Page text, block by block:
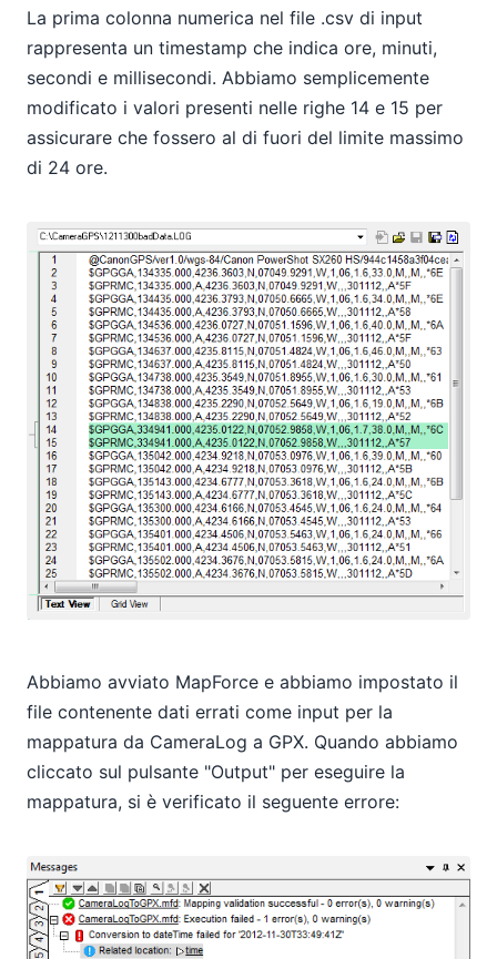
La prima colonna numerica nel file .csv di input
rappresenta un timestamp che indica ore, minuti,
secondi e millisecondi. Abbiamo semplicemente
modificato i valori presenti nelle righe 14 e 15 per
assicurare che fossero al di fuori del limite massimo
di 24 ore.
Abbiamo avviato MapForce e abbiamo impostato il
file contenente dati errati come input per la
mappatura da CameraLog a GPX. Quando abbiamo
cliccato sul pulsante "Output" per eseguire la
mappatura, si è verificato il seguente errore: